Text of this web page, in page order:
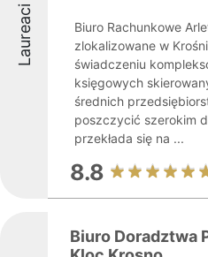
Laureaci
Biuro Rachunkowe
zlokalizowane w
świadczeniu
księgowych
średnich
poszczycić szerokim
przekłada się na ...
8.8
Biuro Doradztwa